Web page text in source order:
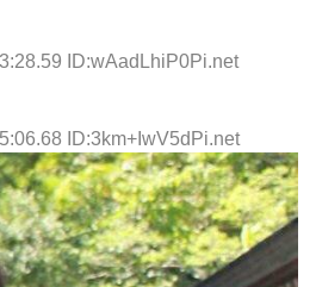
ID:wAadLhiP0Pi.net
ID:3km+IwV5dPi.net